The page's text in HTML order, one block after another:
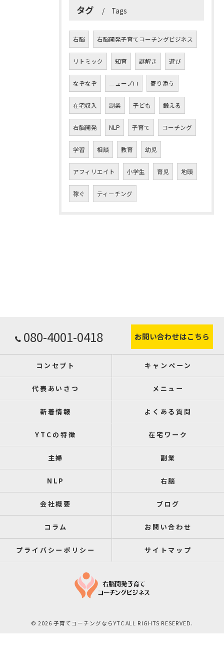
タグ Tags
右脳 右脳開発子育てコーチングビジネス
リトミック 知育 謎解き 遊び
なぞなぞ ニュープロ 寄り添う
在宅収入 副業 子ども 鍛える
右脳開発 NLP 子育て コーチング
学習 相談 教育 幼児
アフィリエイト 小学生 育児 地頭
稼ぐ ティーチング
080-4001-0418 お問い合わせはこちら
コンセプト キャンペーン
代表あいさつ メニュー
新着情報 よくある質問
YTCの特徴 在宅ワーク
主婦 副業
NLP 右脳
会社概要 ブログ
コラム お問い合わせ
プライバシーポリシー サイトマップ
© 2026 子育てコーチングならYTC ALL RIGHTS RESERVED.